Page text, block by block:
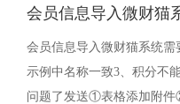
会员信息导入微财猫
会员信息导入微财猫系统
示例中名称一致3、积分不
问题了发送①表格添加附件